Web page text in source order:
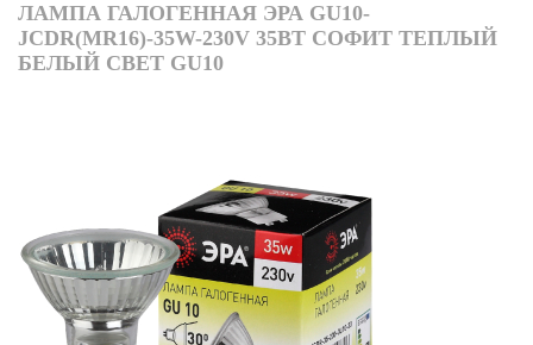
ЛАМПА ГАЛОГЕННАЯ ЭРА GU10-
JCDR(MR16)-35W-230V 35ВТ СОФИТ ТЕПЛЫЙ
БЕЛЫЙ СВЕТ GU10